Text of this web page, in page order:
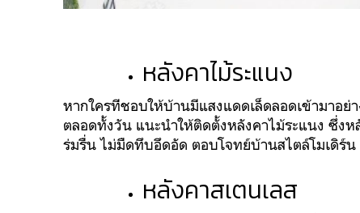
หลังคาไม้ระแนง
หากใครท่ีชอบให้บ้านมีแสงแดดเล็ดลอดเข้ามาอย่
ตลอดทั้งวัน แนะนำให้ติดตั้งหลังคาไม้ระแนง ซึ่งห
ร่มรื่น ไม่มืดทึบอึดอัด ตอบโจทย์บ้านสไตล์โมเดิร์
หลังคาสเตนเลส